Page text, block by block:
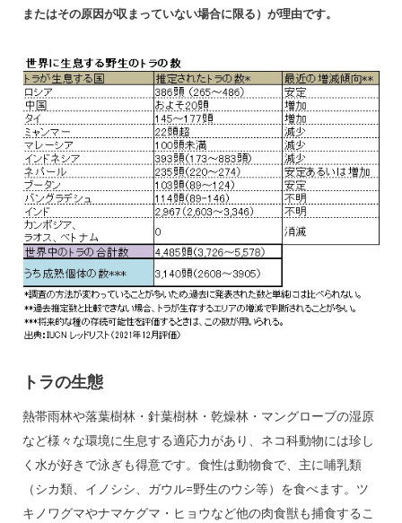
またはその原因が収まっていない場合に限る）が理由です。
トラの生態
熱帯雨林や落葉樹林・針葉樹林・乾燥林・マングローブの湿原
など様々な環境に生息する適応力があり、ネコ科動物には珍し
く水が好きで泳ぎも得意です。食性は動物食で、主に哺乳類
（シカ類、イノシシ、ガウル=野生のウシ等）を食べます。ツ
キノワグマやナマケグマ・ヒョウなど他の肉食獣も捕食するこ